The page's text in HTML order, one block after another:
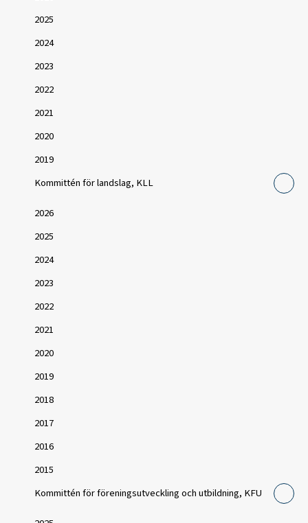
2025
2024
2023
2022
2021
2020
2019
Kommittén för landslag, KLL
2026
2025
2024
2023
2022
2021
2020
2019
2018
2017
2016
2015
Kommittén för föreningsutveckling och utbildning, KFU